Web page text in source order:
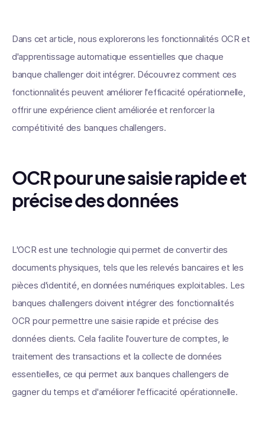
Dans cet article, nous explorerons les fonctionnalités OCR et
d'apprentissage automatique essentielles que chaque
banque challenger doit intégrer. Découvrez comment ces
fonctionnalités peuvent améliorer l'efficacité opérationnelle,
offrir une expérience client améliorée et renforcer la
compétitivité des banques challengers.
OCR pour une saisie rapide et
précise des données
L'OCR est une technologie qui permet de convertir des
documents physiques, tels que les relevés bancaires et les
pièces d'identité, en données numériques exploitables. Les
banques challengers doivent intégrer des fonctionnalités
OCR pour permettre une saisie rapide et précise des
données clients. Cela facilite l'ouverture de comptes, le
traitement des transactions et la collecte de données
essentielles, ce qui permet aux banques challengers de
gagner du temps et d'améliorer l'efficacité opérationnelle.